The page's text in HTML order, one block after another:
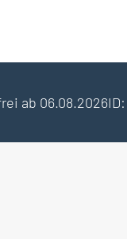
ab 06.08.2026